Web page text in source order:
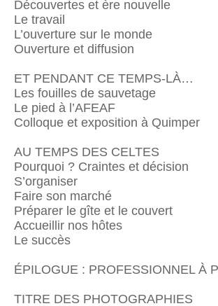
Découvertes et ère nouvelle
Le travail
L’ouverture sur le monde
Ouverture et diffusion
ET PENDANT CE TEMPS-LÀ…
Les fouilles de sauvetage
Le pied à l’AFEAF
Colloque et exposition à Quimper
AU TEMPS DES CELTES
Pourquoi ? Craintes et décision
S’organiser
Faire son marché
Préparer le gîte et le couvert
Accueillir nos hôtes
Le succès
ÉPILOGUE : PROFESSIONNEL À
TITRE DES PHOTOGRAPHIES